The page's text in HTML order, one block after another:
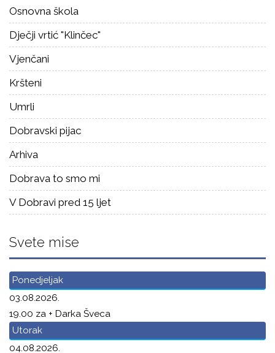
Osnovna škola
Dječji vrtić "Klinčec"
Vjenčani
Kršteni
Umrli
Dobravski pijac
Arhiva
Dobrava to smo mi
V Dobravi pred 15 ljet
Svete mise
Ponedjeljak
03.08.2026.
19.00 za + Darka Šveca
Utorak
04.08.2026.